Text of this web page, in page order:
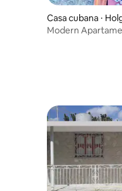
Casa cubana ⋅
Modern